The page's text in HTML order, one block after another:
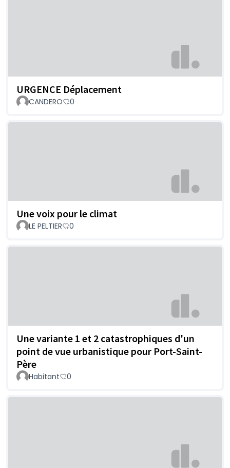
URGENCE Déplacement
CANDERO 0
Une voix pour le climat
LE PELTIER 0
Une variante 1 et 2 catastrophiques d'un
point de vue urbanistique pour Port-Saint-
Père
Habitant 0